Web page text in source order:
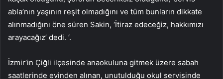
abla’nın yaşının reşit olmadığını ve tüm bunların dikkate
alınmadığını öne süren Sakin, ‘İtiraz edeceğiz, hakkımızı
arayacağız’ dedi. ‘.
İzmir’in Çiğli ilçesinde anaokuluna gitmek üzere sabah
saatlerinde evinden alınan, unutulduğu okul servisinde